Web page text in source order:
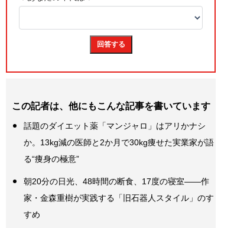
この記者は、他にもこんな記事を書いています
話題のダイエット薬「マンジャロ」はアリかナシ
か。13kg減の医師と2か月で30kg痩せた実業家が語
る“痩身の極意”
朝20分の日光、48時間の断食、17度の寝室——作
家・金森重樹が実践する「旧石器人スタイル」のす
すめ